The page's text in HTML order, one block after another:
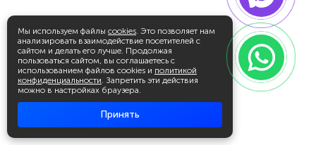
Мы используем файлы cookies. Это позволяет нам
анализировать взаимодействие посетителей с
сайтом и делать его лучше. Продолжая
пользоваться сайтом, вы соглашаетесь с
использованием файлов cookies и политикой
конфиденциальности. Запретить эти действия
можно в настройках браузера.
Принять